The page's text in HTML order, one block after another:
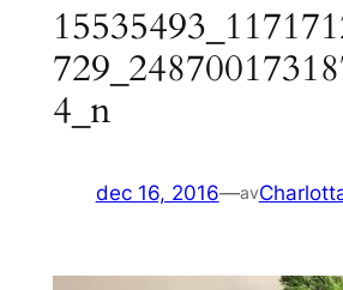
4_n
dec 16, 2016—av